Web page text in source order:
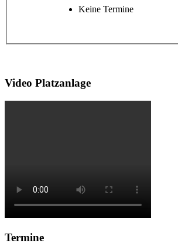
Keine Termine
Video Platzanlage
Termine